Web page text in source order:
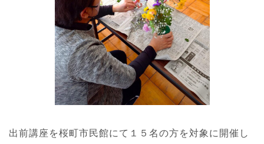
出前講座を桜町市民館にて１５名の方を対象に開催し